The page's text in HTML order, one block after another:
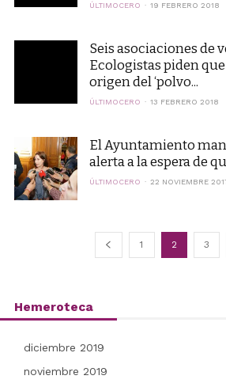
ÚLTIMOCERO 19 FEBRERO 2018
Seis asociaciones de
Ecologistas piden
origen del ‘polvo...
ÚLTIMOCERO 13 FEBRERO 2018
El Ayuntamiento
alerta a la espera de
ÚLTIMOCERO 22 NOVIEMBRE
1 2 3
Hemeroteca
diciembre 2019
noviembre 2019